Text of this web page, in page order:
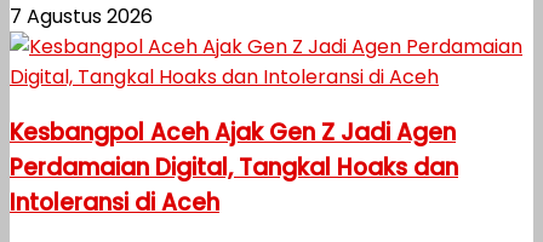
7 Agustus 2026
Kesbangpol Aceh Ajak Gen Z Jadi Agen
Perdamaian Digital, Tangkal Hoaks dan
Intoleransi di Aceh